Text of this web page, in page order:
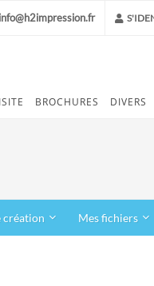
info@h2impression.fr
BROCHURES DIVERS
création Mes fichiers